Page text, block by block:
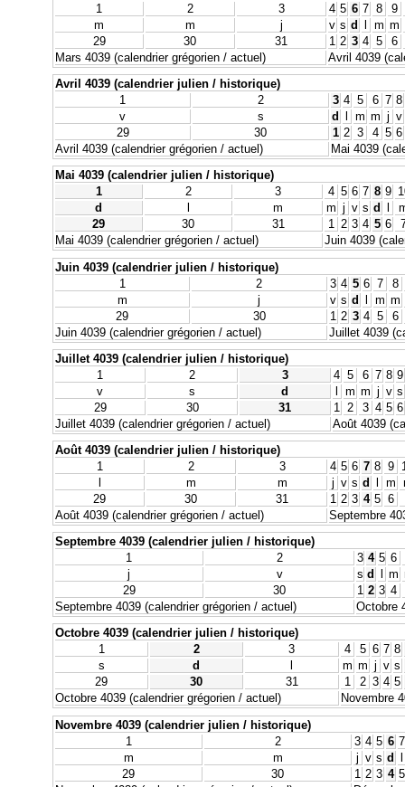
1
2 3 4 5 6 7 8
9
m
m j v s d m m
29
30 31 1 2 3 4 5
6
Mars 4039 (calendrier grégorien / actuel)
Avril 4039
Avril 4039 (calendrier julien / historique)
1
2 3 4 5 6 7 8
v
s d m m j v
29
30 1 2 3 4 5 6
Avril 4039 (calendrier grégorien / actuel)
Mai 4039
Mai 4039 (calendrier julien / historique)
1
2 3 4 5 6 7 8 9
d
m m j v s d
29
30 31 1 2 3 4 5 6
Mai 4039 (calendrier grégorien / actuel)
Juin 4039
Juin 4039 (calendrier julien / historique)
1
2 3 4 5 6 7
8
m
j v s d l m m
29
30 1 2 3 4 5
6
Juin 4039 (calendrier grégorien / actuel)
Juillet 4039
Juillet 4039 (calendrier julien / historique)
1
2 3 4 5 6 7 8 9
v
s d m m j v s
29
30 31 1 2 3 4 5 6
Juillet 4039 (calendrier grégorien / actuel)
Août 4039
Août 4039 (calendrier julien / historique)
1
2 3 4 5 6 7 8 9
m m j v s d m
29
30 31 1 2 3 4 5 6
Août 4039 (calendrier grégorien / actuel)
Septembre
Septembre 4039 (calendrier julien / historique)
1
2 3 4 5 6
j
v s d m
29
30 1 2 3 4
Septembre 4039 (calendrier grégorien / actuel)
Octobre
Octobre 4039 (calendrier julien / historique)
1
2 3 4 5 6 7 8
s
d m m j v s
29
30 31 1 2 3 4 5
Octobre 4039 (calendrier grégorien / actuel)
Novembre
Novembre 4039 (calendrier julien / historique)
1
2 3 4 5 6 7
m
m j v s d l
29
30 1 2 3 4 5